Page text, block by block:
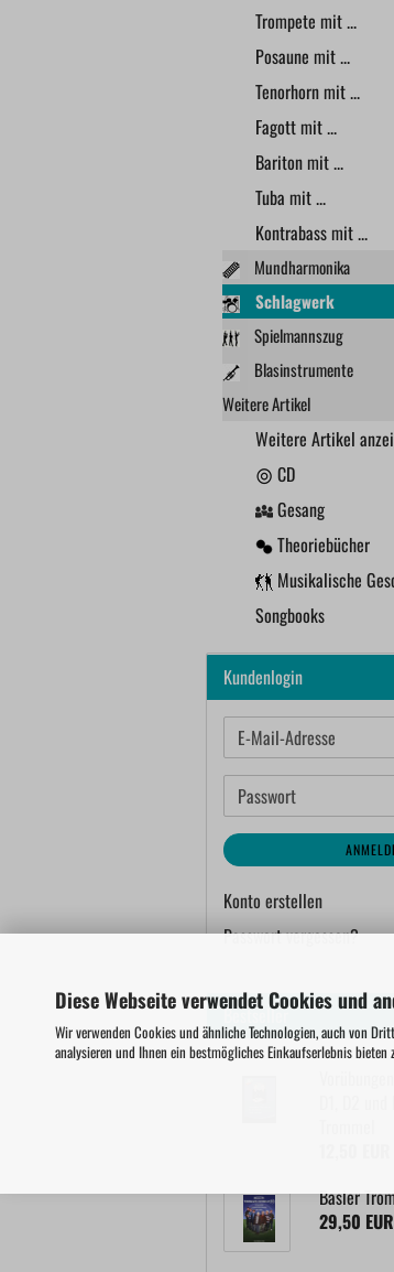
Diese Webseite verwendet Cookies und
Wir verwenden Cookies und ähnliche Technologien, auch von
analysieren und Ihnen ein bestmögliches Einkaufserlebnis
Trompete mit ...
Posaune mit ...
Tenorhorn mit ...
Fagott mit ...
Bariton mit ...
Tuba mit ...
Kontrabass mit ...
Mundharmonika
Schlagwerk
Spielmannszug
Blasinstrumente
Weitere Artikel
Weitere Artikel
CD
Gesang
Theoriebücher
Musikalische
Songbooks
Kundenlogin
E-
Mail-
Adresse
Passwort
Konto erstellen
Passwort vergessen?
Bestseller
Basler
29,50 EUR